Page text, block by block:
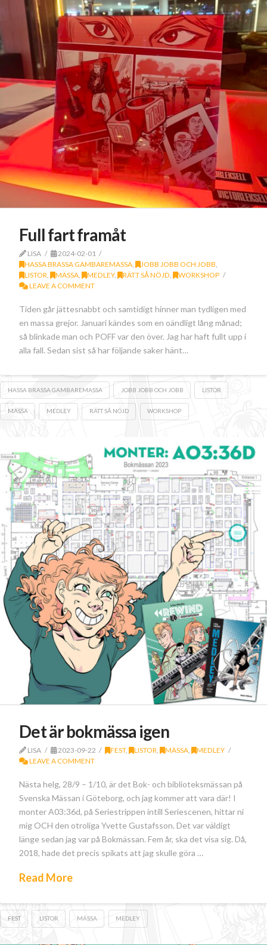
Full fart framåt
LISA
2024-02-01
HASSA BRASSA GAMBAREMASSA, JOBB JOBB OCH JOBB,
LISTOR, MÄSSA, MEDLEY, RÄTT SÅ NÖJD, WORKSHOP
LEAVE A COMMENT
Tiden går jättesnabbt och samtidigt hinner man tydligen med
en massa grejor. Januari kändes som en oändligt lång månad;
så blinkade man och POFF var den över. Jag har haft fullt upp i
alla fall. Sedan sist så har följande saker hänt…
HASSA BRASSA GAMBAREMASSA JOBB JOBB OCH JOBB LISTOR
MÄSSA MEDLEY RÄTT SÅ NÖJD WORKSHOP
Det är bokmässa igen
LISA 2023-09-22 FEST, LISTOR, MÄSSA, MEDLEY
LEAVE A COMMENT
Nästa helg, 28/9 – 1/10, är det Bok- och biblioteksmässan på
Svenska Mässan i Göteborg, och jag kommer att vara där! I
monter A03:36d, på Seriestrippen intill Seriescenen, hittar ni
mig OCH den otroliga Yvette Gustafsson. Det var väldigt
länge sedan jag var på Bokmässan. Fem år, ska det visa sig. Då,
2018, hade det precis spikats att jag skulle göra …
Read More
FEST LISTOR MÄSSA MEDLEY